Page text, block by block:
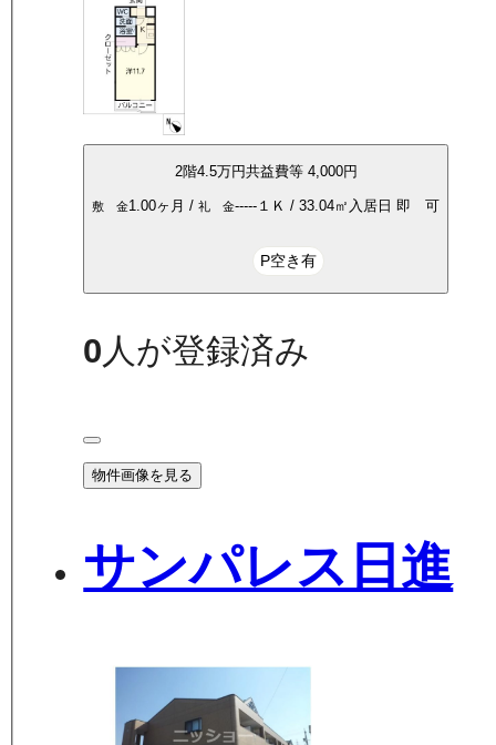
2階4.5万円共益費等 4,000円
敷 金1.00ヶ月 /礼 金----- １Ｋ /33.04㎡ 入居日 即 可
P空き有
0 人が登録済み
物件画像を見る
サンパレス日進